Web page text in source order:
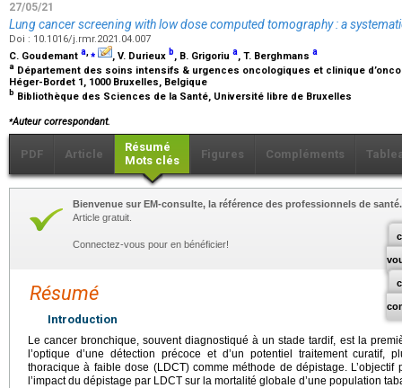
27/05/21
Lung cancer screening with low dose computed tomography : a
Doi : 10.1016/j.rmr.2021.04.007
C. Goudemant a,⁎ , V. Durieux b, B. Grigoriu a, T. Berghmans a
a Département des soins intensifs & urgences oncologiques et clinique
Héger-Bordet 1, 1000 Bruxelles, Belgique
b Bibliothèque des Sciences de la Santé, Université libre de Bruxelles
⁎Auteur correspondant.
PDF Article
Résumé
Mots clés
Figures Compléments
Bienvenue sur EM-consulte, la référence des professionnels de santé.
Article gratuit.
Connectez-vous pour en bénéficier!
Résumé
Introduction
Le cancer bronchique, souvent diagnostiqué à un stade tardif, est la
l’optique d’une détection précoce et d’un potentiel traitement curatif,
thoracique à faible dose (LDCT) comme méthode de dépistage.
l’impact du dépistage par LDCT sur la mortalité globale d’une population